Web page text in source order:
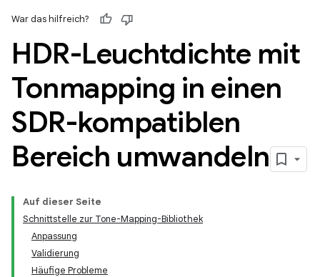
War das hilfreich?
HDR-Leuchtdichte mit
Tonmapping in einen
SDR-kompatiblen
Bereich umwandeln
Auf dieser Seite
Schnittstelle zur Tone-Mapping-Bibliothek
Anpassung
Validierung
Häufige Probleme